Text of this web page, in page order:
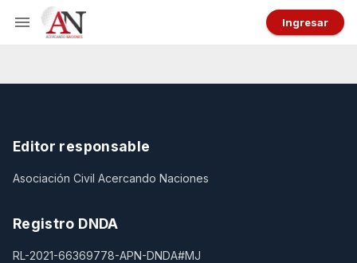
Ingresar
Editor responsable
Asociación Civil Acercando Naciones
Registro DNDA
RL-2021-66369778-APN-DNDA#MJ